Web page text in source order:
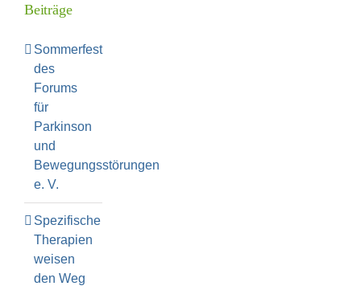
Beiträge
Sommerfest
des
Forums
für
Parkinson
und
Bewegungsstörungen
e. V.
Spezifische
Therapien
weisen
den Weg